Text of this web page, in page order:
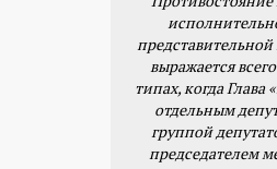
выражается
типах, когда Глава
отдельным
группой
председателем